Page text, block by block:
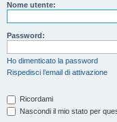
Nome utente:
Password:
Ho dimenticato la password
Rispedisci l’email di attivazione
Ricordami
Nascondi il mio stato per